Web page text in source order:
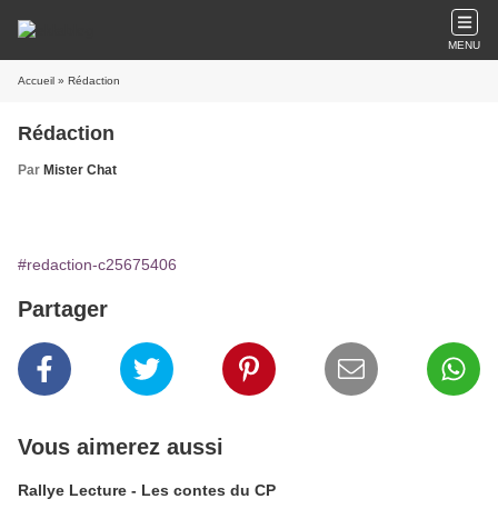
MENU
Accueil » Rédaction
Rédaction
Par Mister Chat
#redaction-c25675406
Partager
Vous aimerez aussi
Rallye Lecture - Les contes du CP